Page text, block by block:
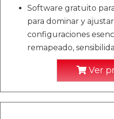
Software gratuito
para dominar y
configuraciones
remapeado,
Ver